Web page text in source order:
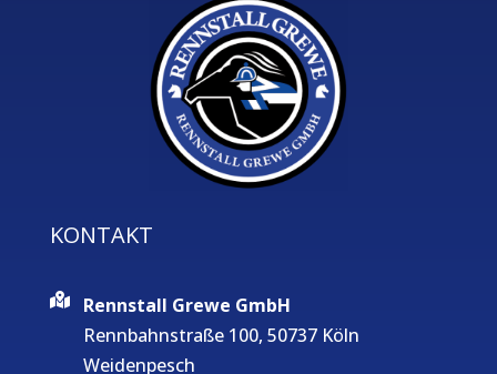
KONTAKT
Rennstall Grewe GmbH
Rennbahnstraße 100, 50737 Köln
Weidenpesch